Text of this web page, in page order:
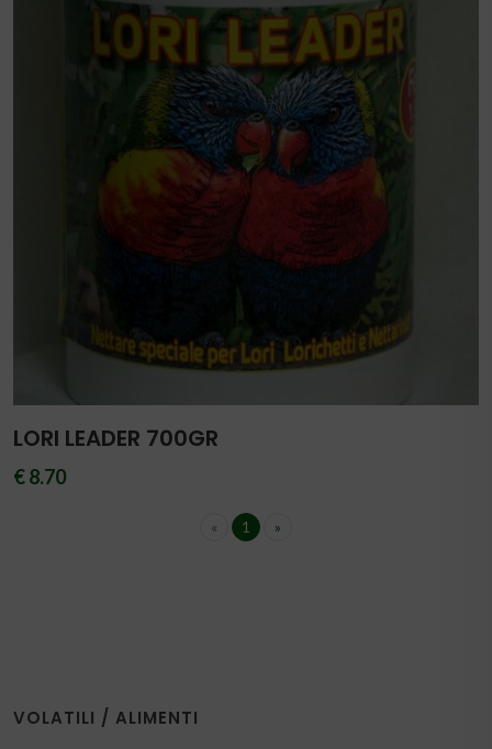
LORI LEADER 700GR
€ 8.70
« 1 »
VOLATILI / ALIMENTI